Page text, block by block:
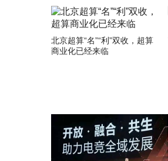
北京超算“名”“利”双收，超算
商业化已经来临